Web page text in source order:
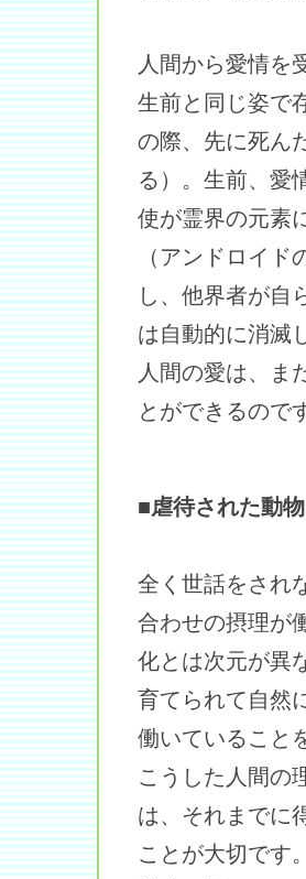
人間から愛情を
生前と同じ姿で
の際、先に死ん
る）。生前、愛
使が霊界の元素
（アンドロイ
し、他界者が自
は自動的に消滅
人間の愛は、ま
とができるので
■虐待された動
全く世話をされ
合わせの摂理が
化とは次元が異
育てられて自然
働いていること
こうした人間の
は、それまでに
ことが大切です。